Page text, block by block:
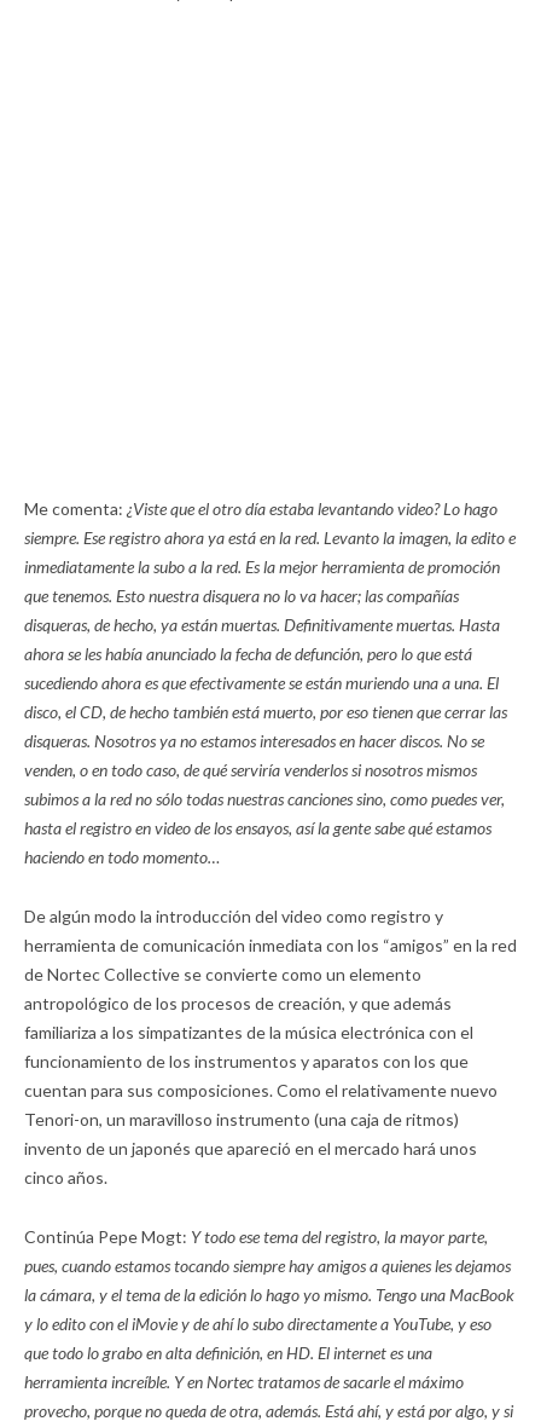
Me comenta: ¿Viste que el otro día estaba levantando video? Lo hago
siempre. Ese registro ahora ya está en la red. Levanto la imagen, la edito e
inmediatamente la subo a la red. Es la mejor herramienta de promoción
que tenemos. Esto nuestra disquera no lo va hacer; las compañías
disqueras, de hecho, ya están muertas. Definitivamente muertas. Hasta
ahora se les había anunciado la fecha de defunción, pero lo que está
sucediendo ahora es que efectivamente se están muriendo una a una. El
disco, el CD, de hecho también está muerto, por eso tienen que cerrar las
disqueras. Nosotros ya no estamos interesados en hacer discos. No se
venden, o en todo caso, de qué serviría venderlos si nosotros mismos
subimos a la red no sólo todas nuestras canciones sino, como puedes ver,
hasta el registro en video de los ensayos, así la gente sabe qué estamos
haciendo en todo momento…
De algún modo la introducción del video como registro y
herramienta de comunicación inmediata con los “amigos” en la red
de Nortec Collective se convierte como un elemento
antropológico de los procesos de creación, y que además
familiariza a los simpatizantes de la música electrónica con el
funcionamiento de los instrumentos y aparatos con los que
cuentan para sus composiciones. Como el relativamente nuevo
Tenori-on, un maravilloso instrumento (una caja de ritmos)
invento de un japonés que apareció en el mercado hará unos
cinco años.
Continúa Pepe Mogt: Y todo ese tema del registro, la mayor parte,
pues, cuando estamos tocando siempre hay amigos a quienes les dejamos
la cámara, y el tema de la edición lo hago yo mismo. Tengo una MacBook
y lo edito con el iMovie y de ahí lo subo directamente a YouTube, y eso
que todo lo grabo en alta definición, en HD. El internet es una
herramienta increíble. Y en Nortec tratamos de sacarle el máximo
provecho, porque no queda de otra, además. Está ahí, y está por algo, y si